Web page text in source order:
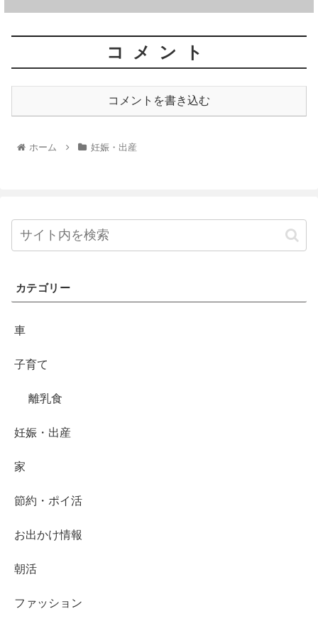
コメント
コメントを書き込む
ホーム 妊娠・出産
カテゴリー
車
子育て
離乳食
妊娠・出産
家
節約・ポイ活
お出かけ情報
朝活
ファッション